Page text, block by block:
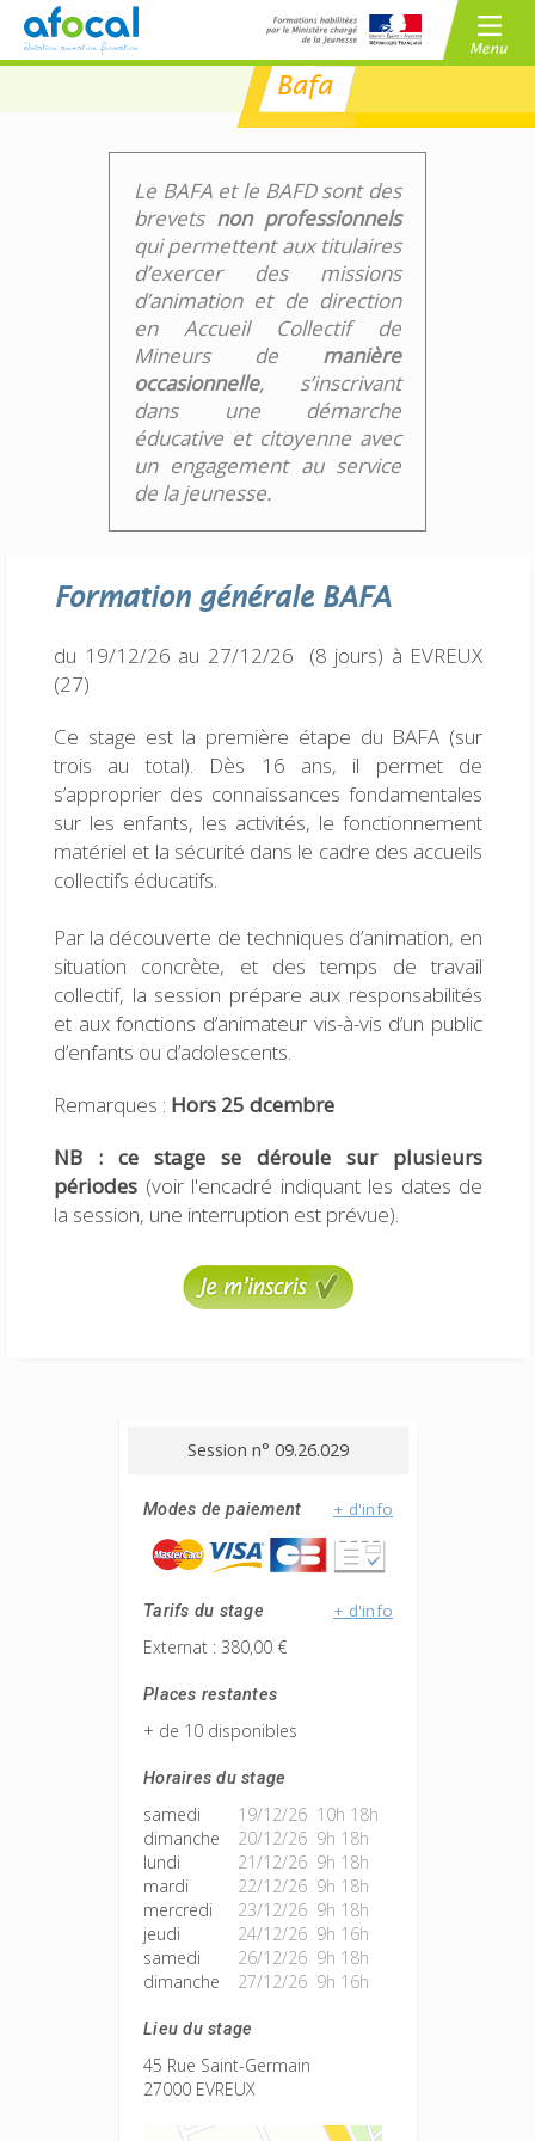
BAFA
BPJEPS
/
CPJEPS
Bafa
Le BAFA et le BAFD sont des
brevets non professionnels
qui permettent aux titulaires
d’exercer des missions
d’animation et de direction
en Accueil Collectif de
Mineurs de manière
occasionnelle, s’inscrivant
dans une démarche
éducative et citoyenne avec
un engagement au service
de la jeunesse.
Formation généraleBAFA
du 19/12/26 au 27/12/26 (8 jours) à EVREUX
(27)
Ce stage est la première étape du BAFA (sur
trois au total). Dès 16 ans, il permet de
s’approprier des connaissances fondamentales
sur les enfants, les activités, le fonctionnement
matériel et la sécurité dans le cadre des accueils
collectifs éducatifs.
Par la découverte de techniques d’animation, en
situation concrète, et des temps de travail
collectif, la session prépare aux responsabilités
et aux fonctions d’animateur vis-à-vis d’un public
d’enfants ou d’adolescents.
Remarques : Hors 25 dcembre
NB : ce stage se déroule sur plusieurs
périodes (voir l'encadré indiquant les dates de
la session, une interruption est prévue).
Session n° 09.26.029
Modes de paiement + d'info
Tarifs du stage + d'info
Externat : 380,00 €
Places restantes
+ de 10 disponibles
Horaires du stage
samedi
19/12/26 10h 18h
dimanche
20/12/26 9h 18h
lundi
21/12/26 9h 18h
mardi
22/12/26 9h 18h
mercredi
23/12/26 9h 18h
jeudi
24/12/26 9h 16h
samedi
26/12/26 9h 18h
dimanche
27/12/26 9h 16h
Lieu du stage
45 Rue Saint-Germain
27000 EVREUX